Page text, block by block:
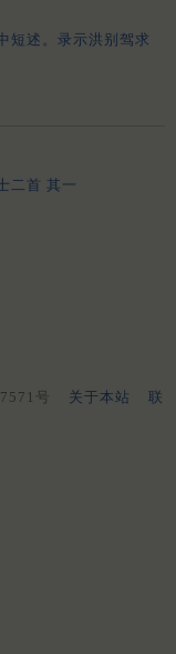
短述。录示洪别驾求
二首 其一
号 关于本站
联